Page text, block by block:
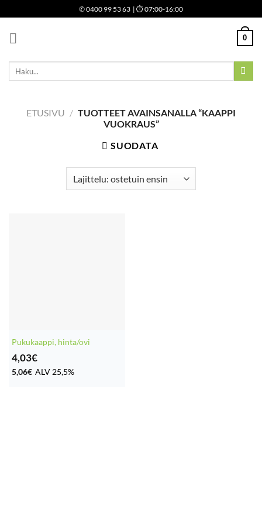
to
content
✆0400 99 53 63 | ⏱ 07:00-16:00
0
Etsi:
ETUSIVU / TUOTTEET AVAINSANALLA “KAAPPI
VUOKRAUS”
SUODATA
Pukukaappi, hinta/ovi
4,03€
5,06€ ALV 25,5%